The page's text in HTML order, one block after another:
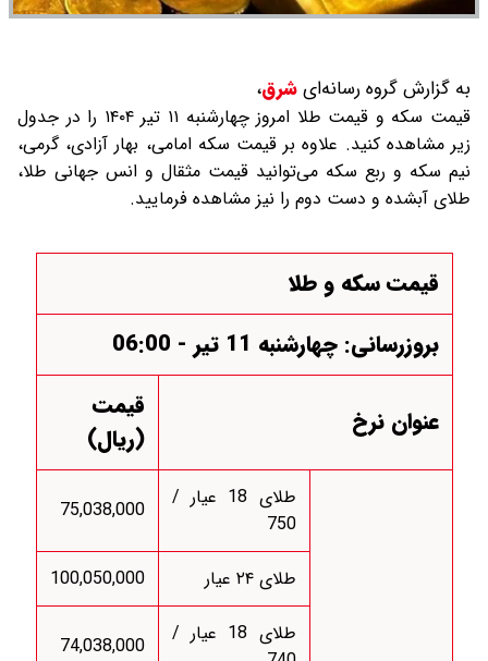
به گزارش گروه رسانه‌ایشرق،
قیمت سکه و قیمت طلا امروز چهارشنبه ۱۱ تیر ۱۴۰۴ را در جدول
زیر مشاهده کنید. علاوه بر قیمت سکه امامی، بهار آزادی، گرمی،
نیم سکه و ربع سکه می‌توانید قیمت مثقال و انس جهانی طلا،
طلای آبشده و دست دوم را نیز مشاهده فرمایید.
قیمت سکه و طلا
بروزرسانی: چهارشنبه 11 تیر - 06:00
عنوان نرخ
قیمت
(ریال)
طلای 18 عیار /
750
75,038,000
طلای ۲۴ عیار
100,050,000
طلای 18 عیار /
74,038,000